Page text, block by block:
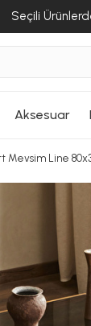
Seçili
Aksesuar
Mevsim Line